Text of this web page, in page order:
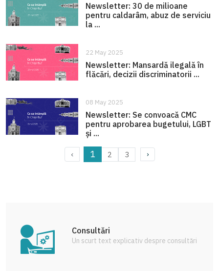
Newsletter: 30 de milioane
pentru caldarâm, abuz de serviciu
la ...
22 May 2025
Newsletter: Mansardă ilegală în
flăcări, decizii discriminatorii ...
08 May 2025
Newsletter: Se convoacă CMC
pentru aprobarea bugetului, LGBT
și ...
‹ 1 2 3 ›
Consultări
Un scurt text explicativ despre consultări